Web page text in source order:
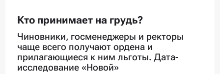
Кто принимает на грудь?
Чиновники, госменеджеры и ректоры
чаще всего получают ордена и
прилагающиеся к ним льготы. Дата-
исследование «Новой»